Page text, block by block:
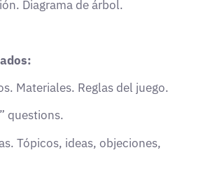
Diagrama de árbol.
Materiales. Reglas del juego.
questions.
Tópicos, ideas, objeciones,